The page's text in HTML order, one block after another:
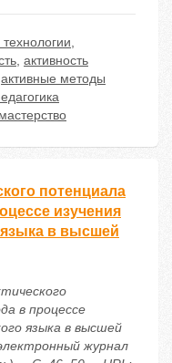
технологии,
, активность
активные методы
потенциала
изучения
языка в высшей
в процессе
языка в высшей
журнал